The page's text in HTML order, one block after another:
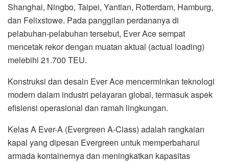
Shanghai, Ningbo, Taipei, Yantian, Rotterdam, Hamburg,
dan Felixstowe. Pada panggilan perdananya di
pelabuhan-pelabuhan tersebut, Ever Ace sempat
mencetak rekor dengan muatan aktual (actual loading)
melebihi 21.700 TEU.
Konstruksi dan desain Ever Ace mencerminkan teknologi
modern dalam industri pelayaran global, termasuk aspek
efisiensi operasional dan ramah lingkungan.
Kelas A Ever-A (Evergreen A-Class) adalah rangkaian
kapal yang dipesan Evergreen untuk memperbaharui
armada kontainernya dan meningkatkan kapasitas